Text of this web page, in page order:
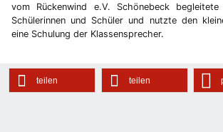
vom Rückenwind e.V. Schönebeck
Schülerinnen und Schüler und nutzte den
eine Schulung der Klassensprecher.
teilen teilen